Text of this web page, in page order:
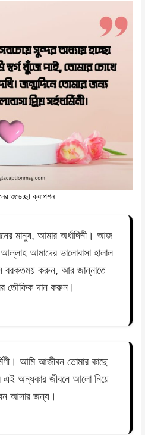
শুভেচ্ছা ক্যাপশন
মানুষ, আমার অর্ধাঙ্গিনী। আজ
আমাদের ভালোবাসা হালাল
বরকতময় করুন, আর জান্নাতে
তৌফিক দান করুন।
আমি আজীবন তোমার কাছে
অন্ধকার জীবনে আলো নিয়ে
আসার জন্য।